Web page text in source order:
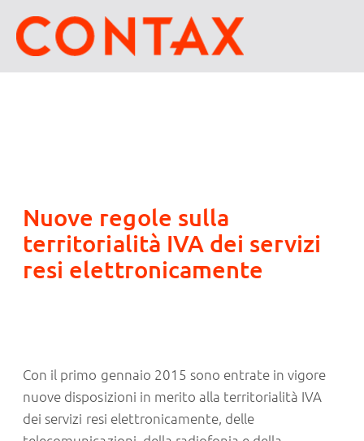
Nuove regole sulla
territorialità IVA dei servizi
resi elettronicamente
Con il primo gennaio 2015 sono entrate in vigore
nuove disposizioni in merito alla territorialità IVA
dei servizi resi elettronicamente, delle